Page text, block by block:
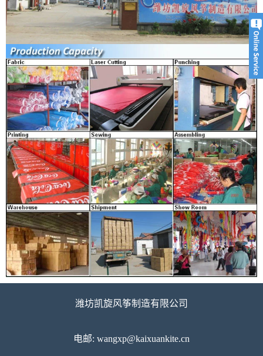
潍坊凯旋风筝制造有限公司
电邮: wangxp@kaixuankite.cn